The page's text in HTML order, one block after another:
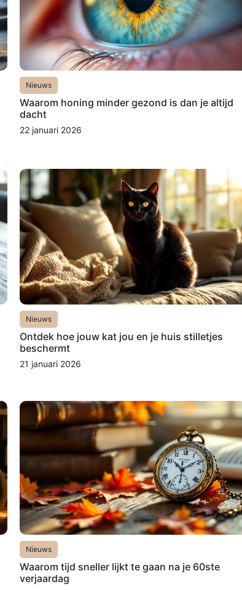
Nieuws
Waarom honing minder gezond is dan je altijd
dacht
22 januari 2026
Nieuws
Ontdek hoe jouw kat jou en je huis stilletjes
beschermt
21 januari 2026
Nieuws
Waarom tijd sneller lijkt te gaan na je 60ste
verjaardag